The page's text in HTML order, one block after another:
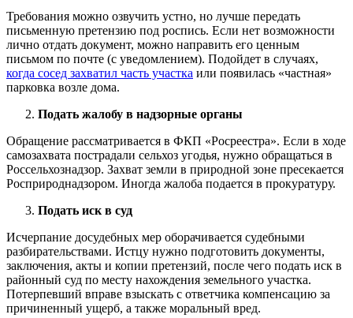
Требования можно озвучить устно, но лучше передать
письменную претензию под роспись. Если нет возможности
лично отдать документ, можно направить его ценным
письмом по почте (с уведомлением). Подойдет в случаях,
когда сосед захватил часть участка или появилась «частная»
парковка возле дома.
Подать жалобу в надзорные органы
Обращение рассматривается в ФКП «Росреестра». Если в ходе
самозахвата пострадали сельхоз угодья, нужно обращаться в
Россельхознадзор. Захват земли в природной зоне пресекается
Росприроднадзором. Иногда жалоба подается в прокуратуру.
Подать иск в суд
Исчерпание досудебных мер оборачивается судебными
разбирательствами. Истцу нужно подготовить документы,
заключения, акты и копии претензий, после чего подать иск в
районный суд по месту нахождения земельного участка.
Потерпевший вправе взыскать с ответчика компенсацию за
причиненный ущерб, а также моральный вред.